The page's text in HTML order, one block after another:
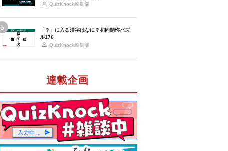
QuizKnock編集部
5
「？」に入る漢字はなに？和同開珎パズ
ル176
QuizKnock編集部
連載企画